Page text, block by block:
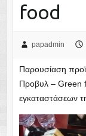
food
papadmin
Παρουσίαση
Προβυλ – Green
εγκαταστάσεων